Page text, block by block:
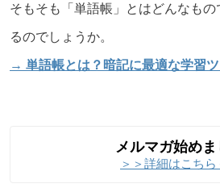
そもそも「単語帳」とはどんなも
るのでしょうか。
→ 単語帳とは？暗記に最適な学習
メルマガ始めま
＞＞詳細はこちら